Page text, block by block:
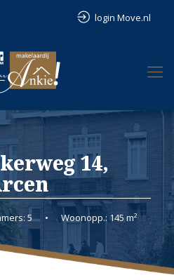
login Move.nl
14,
5 • Woonopp.: 145 m²